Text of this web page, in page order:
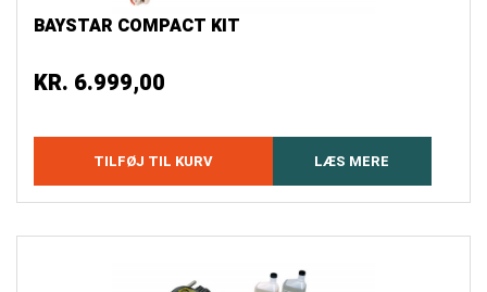
BAYSTAR COMPACT KIT
KR. 6.999,00
TILFØJ TIL KURV LÆS MERE